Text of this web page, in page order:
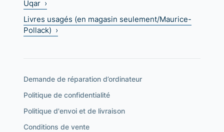
Uqar ›
Livres usagés (en magasin seulement/Maurice-
Pollack) ›
Demande de réparation d’ordinateur
Politique de confidentialité
Politique d'envoi et de livraison
Conditions de vente